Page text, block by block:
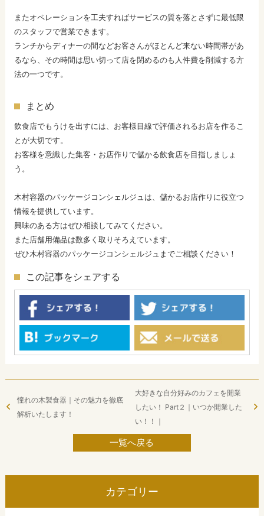
またオペレーションを工夫すればサービスの質を落とさずに最低限
のスタッフで営業できます。
ランチからディナーの間などお客さんがほとんど来ない時間帯があ
るなら、その時間は思い切って店を閉めるのも人件費を削減する方
法の一つです。
まとめ
飲食店でもうけを出すには、お客様目線で評価されるお店を作るこ
とが大切です。
お客様を意識した集客・お店作りで儲かる飲食店を目指しましょ
う。
木村容器のパッケージコンシェルジュは、儲かるお店作りに役立つ
情報を提供しています。
興味のある方はぜひ相談してみてください。
また店舗用備品は数多く取りそろえています。
ぜひ木村容器のパッケージコンシェルジュまでご相談ください！
この記事をシェアする
憧れの木製食器｜その魅力を徹底
解析いたします！
一覧へ戻る
大好きな自分好みのカフェを開業
したい！ Part２｜いつか開業した
い！！｜
カテゴリー